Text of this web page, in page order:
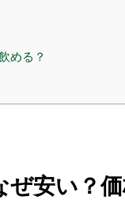
める？
安い？